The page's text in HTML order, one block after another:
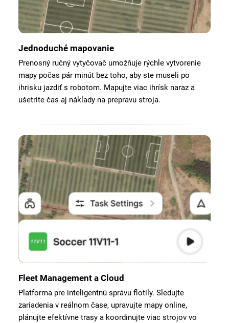
Jednoduché mapovanie
Prenosný ručný vytyčovač umožňuje rýchle vytvorenie
mapy počas pár minút bez toho, aby ste museli po
ihrisku jazdiť s robotom. Mapujte viac ihrísk naraz a
ušetrite čas aj náklady na prepravu stroja.
Fleet Management a Cloud
Platforma pre inteligentnú správu flotily. Sledujte
zariadenia v reálnom čase, upravujte mapy online,
plánujte efektívne trasy a koordinujte viac strojov vo